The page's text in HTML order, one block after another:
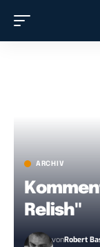
ARCHIV
Relish"
vonRobert